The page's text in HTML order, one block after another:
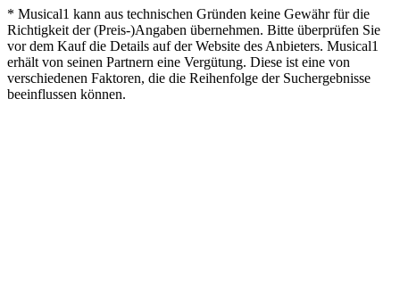
* Musical1 kann aus technischen Gründen keine Gewähr für die
Richtigkeit der (Preis-)Angaben übernehmen. Bitte überprüfen Sie
vor dem Kauf die Details auf der Website des Anbieters. Musical1
erhält von seinen Partnern eine Vergütung. Diese ist eine von
verschiedenen Faktoren, die die Reihenfolge der Suchergebnisse
beeinflussen können.